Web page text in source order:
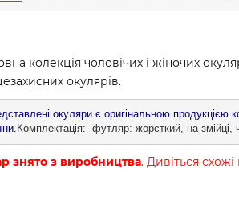
колекція чоловічих і жіночих
окулярів.
окуляри є оригінальною продукцією
Комплектація:- футляр: жорсткий, на
знято з виробництва. Дивіться